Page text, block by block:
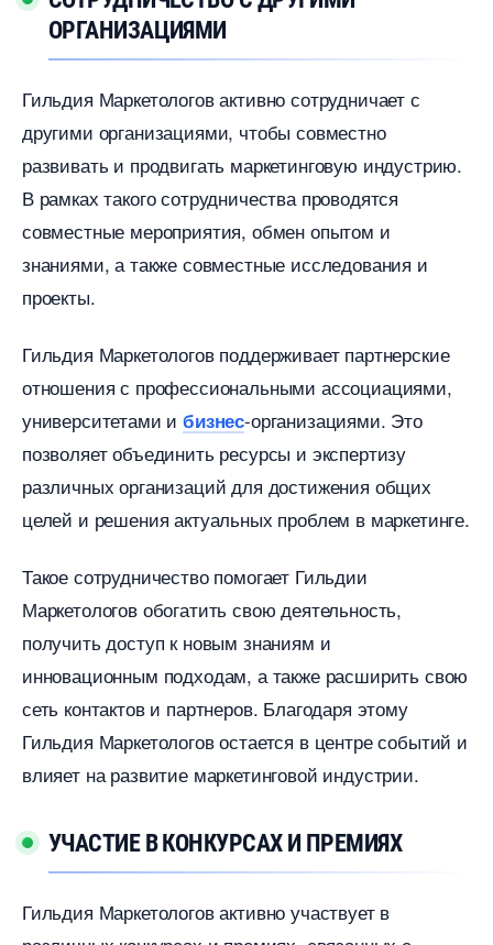
ОРГАНИЗАЦИЯМИ
Гильдия Маркетологов активно сотрудничает с
другими организациями, чтобы совместно
развивать и продвигать маркетинговую индустрию.​
рамках такого сотрудничества проводятся
совместные мероприятия, обмен опытом и
знаниями, а также совместные исследования и
проекты.​
Гильдия Маркетологов поддерживает партнерские
отношения с профессиональными ассоциациями,
университетами иизнес-организациями.​ Это
позволяет объединить ресурсы и экспертизу
различных организаций для достижения общих
целей и решения актуальных проблем в маркетинге.​
Такое сотрудничество помогает Гильдии
Маркетологов обогатить свою деятельность,
получить доступ к новым знаниям и
инновационным подходам, а также расширить свою
сеть контактов и партнеров.​ Благодаря этому
Гильдия Маркетологов остается в центре событий и
лияет на развитие маркетинговой индустрии.​
УЧАСТИЕ В КОНКУРСАХ И ПРЕМИЯХ
Гильдия Маркетологов активно участвует